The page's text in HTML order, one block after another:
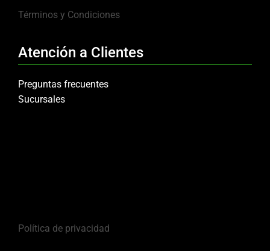
Términos y Condiciones
Atención a Clientes
Preguntas frecuentes
Sucursales
Política de privacidad